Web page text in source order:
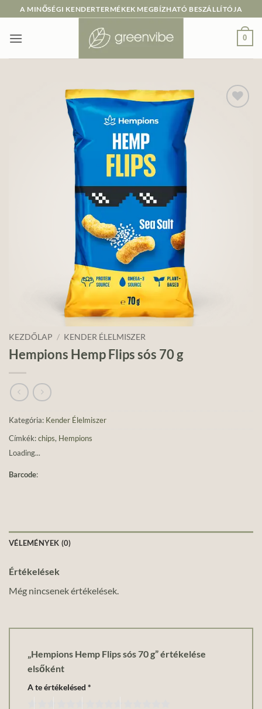
to
content
A MINŐSÉGI KENDERTERMÉKEK MEGBÍZHATÓ BESZÁLLÍTÓJA
0
KEZDŐLAP / KENDER ÉLELMISZER
Hempions Hemp Flips sós 70 g
Kategória: Kender Élelmiszer
Címkék:chips, Hempions
Loading...
Barcode:
VÉLEMÉNYEK (0)
Értékelések
Még nincsenek értékelések.
„Hempions Hemp Flips sós 70 g” értékelése
elsőként
A te értékelésed *